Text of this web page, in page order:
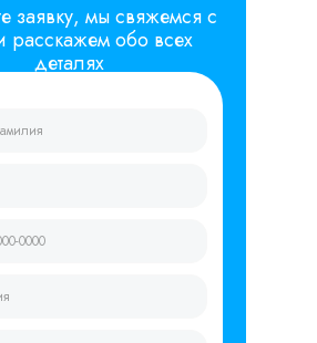
заявку, мы свяжемся с
расскажем обо всех
деталях